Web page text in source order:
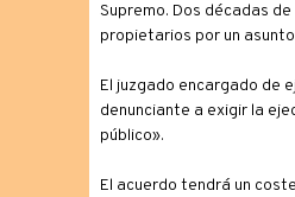
Supremo. Dos décadas
propietarios por un
El juzgado encargado de
denunciante a exigir la
público».
El acuerdo tendrá un